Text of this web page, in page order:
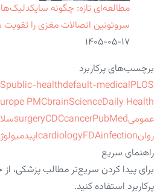
مطالعه‌ای تازه: چگونه
سروتونین اتصالات مغزی را تقویت
۱۴۰۵-۰۵-۱۷
برچسب‌های پرکاربرد
public-healthdefault-medicalPLOS
PMCbrainScienceDaily Health
عمومی
surgeryCDCcancerPubMed
روان
cardiologyFDAinfection
راهنمای سریع
برای پیدا کردن سریع‌تر مطالب پزشکی،
پرکاربرد استفاده کنید.